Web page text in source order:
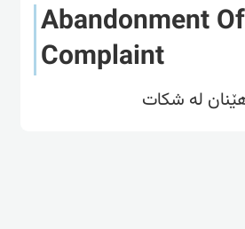
Abandonment
Complaint
لە شکات